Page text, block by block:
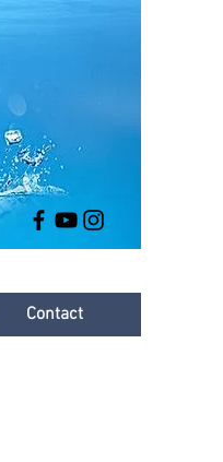
Contact